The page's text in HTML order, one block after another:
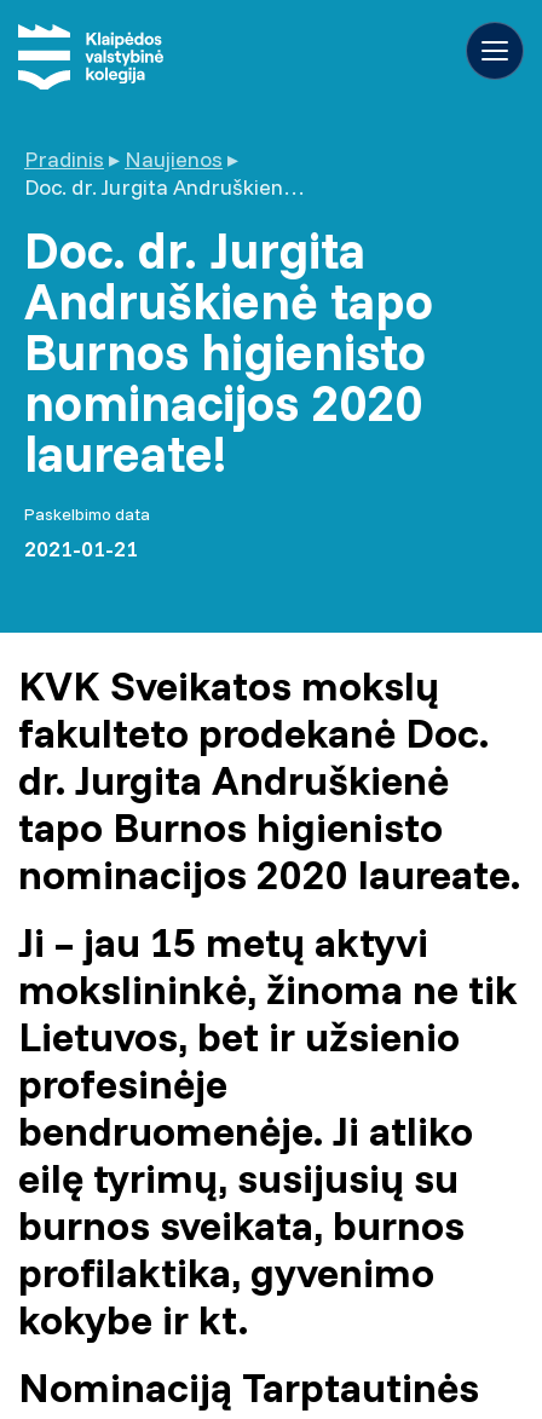
Pradinis ▸ Naujienos ▸
Doc. dr. Jurgita Andruškienė tapo Burnos higienisto nominacijos 2020 laureate!
Doc. dr. Jurgita
Andruškienė tapo
Burnos higienisto
nominacijos 2020
laureate!
Paskelbimo data
2021-01-21
KVK Sveikatos mokslų
fakulteto prodekanė Doc.
dr. Jurgita Andruškienė
tapo Burnos higienisto
nominacijos 2020 laureate.
Ji – jau 15 metų aktyvi
mokslininkė, žinoma ne tik
Lietuvos, bet ir užsienio
profesinėje
bendruomenėje. Ji atliko
eilę tyrimų, susijusių su
burnos sveikata, burnos
profilaktika, gyvenimo
kokybe ir kt.
Nominaciją Tarptautinės